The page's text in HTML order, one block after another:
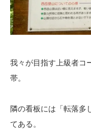
我々が目指す上級者コ
帯。
隣の看板には「転落多
てある。